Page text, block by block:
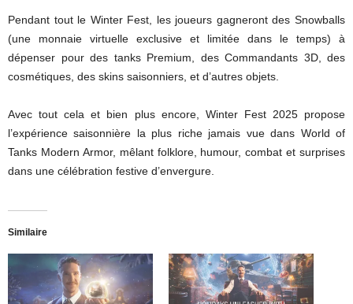
Pendant tout le Winter Fest, les joueurs gagneront des Snowballs
(une monnaie virtuelle exclusive et limitée dans le temps) à
dépenser pour des tanks Premium, des Commandants 3D, des
cosmétiques, des skins saisonniers, et d’autres objets.
Avec tout cela et bien plus encore, Winter Fest 2025 propose
l’expérience saisonnière la plus riche jamais vue dans World of
Tanks Modern Armor, mêlant folklore, humour, combat et surprises
dans une célébration festive d’envergure.
Similaire